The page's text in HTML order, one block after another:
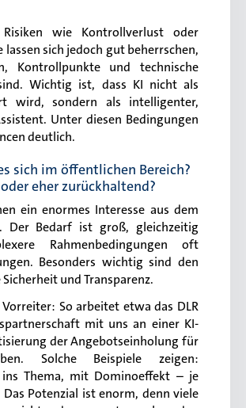
wie Kontrollverlust oder
lassen sich jedoch gut beherrschen,
Kontrollpunkte und technische
Wichtig ist, dass KI nicht als
wird, sondern als intelligenter,
Unter diesen Bedingungen
deutlich.
sich im öffentlichen Bereich?
eher zurückhaltend?
ein enormes Interesse aus dem
Der Bedarf ist groß, gleichzeitig
Rahmenbedingungen oft
Besonders wichtig sind den
und Transparenz.
So arbeitet etwa das DLR
mit uns an einer KI-
der Angebotseinholung für
Solche Beispiele zeigen:
Thema, mit Dominoeffekt – je
Potenzial ist enorm, denn viele